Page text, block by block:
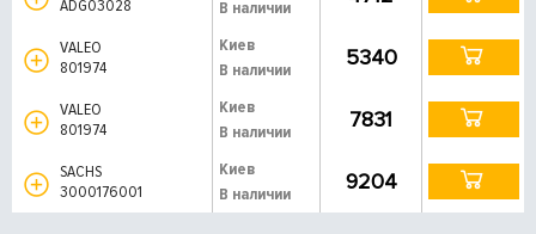
ADG03028
В наличии
VALEO
801974
Киев
В наличии
5340
VALEO
801974
Киев
В наличии
7831
SACHS
3000176001
Киев
В наличии
9204